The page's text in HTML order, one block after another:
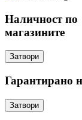
Наличност по
магазините
Затвори
Гарантирано
Затвори